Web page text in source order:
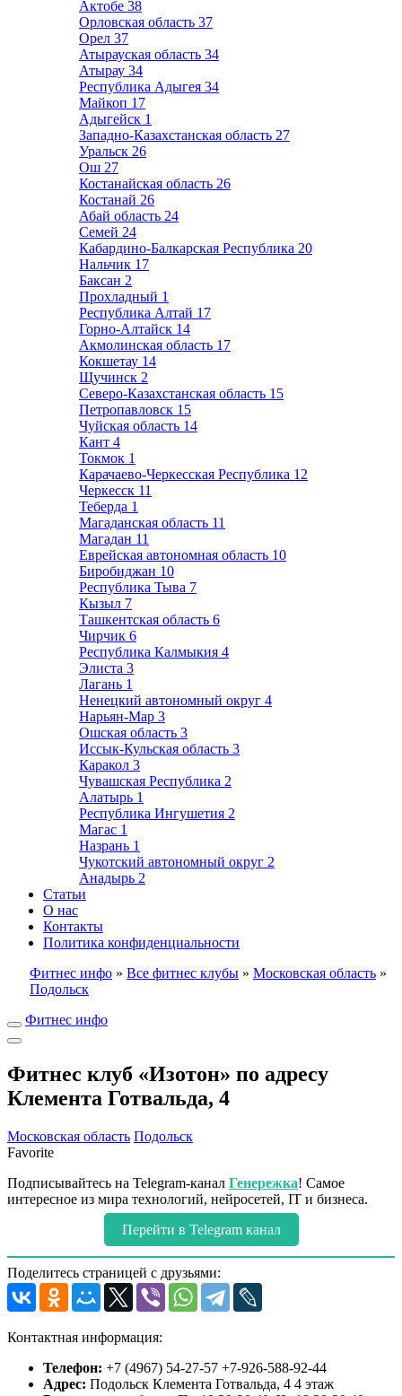
Актобе 38
Орловская область 37
Орел 37
Атырауская область 34
Атырау 34
Республика Адыгея 34
Майкоп 17
Адыгейск 1
Западно-Казахстанская область 27
Уральск 26
Ош 27
Костанайская область 26
Костанай 26
Абай область 24
Семей 24
Кабардино-Балкарская Республика 20
Нальчик 17
Баксан 2
Прохладный 1
Республика Алтай 17
Горно-Алтайск 14
Акмолинская область 17
Кокшетау 14
Щучинск 2
Северо-Казахстанская область 15
Петропавловск 15
Чуйская область 14
Кант 4
Токмок 1
Карачаево-Черкесская Республика 12
Черкесск 11
Теберда 1
Магаданская область 11
Магадан 11
Еврейская автономная область 10
Биробиджан 10
Республика Тыва 7
Кызыл 7
Ташкентская область 6
Чирчик 6
Республика Калмыкия 4
Элиста 3
Лагань 1
Ненецкий автономный округ 4
Нарьян-Мар 3
Ошская область 3
Иссык-Кульская область 3
Каракол 3
Чувашская Республика 2
Алатырь 1
Республика Ингушетия 2
Магас 1
Назрань 1
Чукотский автономный округ 2
Анадырь 2
Статьи
О нас
Контакты
Политика конфиденциальности
Фитнес инфо » Все фитнес клубы » Московская область »
Подольск
Фитнес инфо
Фитнес клуб «Изотон» по адресу
Клемента Готвальда, 4
Московская область Подольск
Favorite
Подписывайтесь на Telegram-канал Генережка! Самое
интересное из мира технологий, нейросетей, IT и бизнеса.
Перейти в Telegram канал
Поделитесь страницей с друзьями:
Контактная информация:
Телефон: +7 (4967) 54-27-57 +7-926-588-92-44
Адрес: Подольск Клемента Готвальда, 4 4 этаж